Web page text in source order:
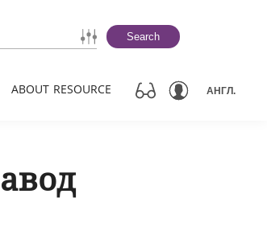
Search
ABOUT RESOURCE АНГЛ.